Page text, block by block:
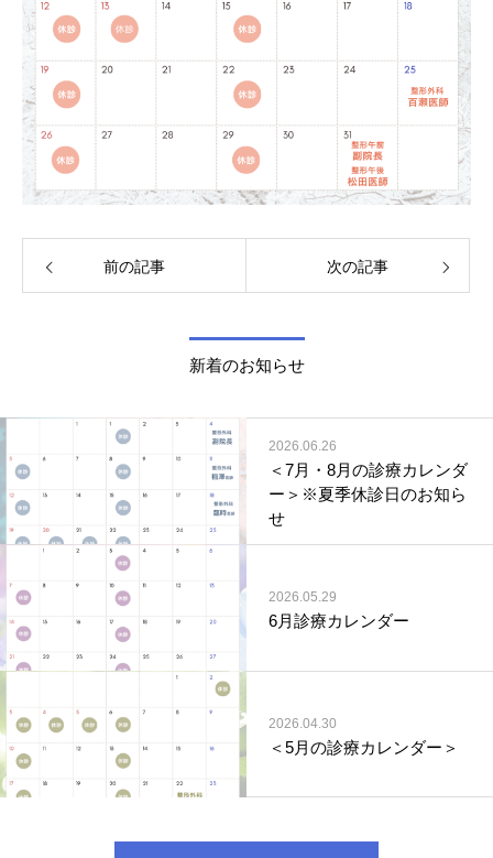
前の記事 次の記事
新着のお知らせ
2026.06.26
＜7月・8月の診療カレンダ
ー＞※夏季休診日のお知ら
せ
2026.05.29
6月診療カレンダー
2026.04.30
＜5月の診療カレンダー＞